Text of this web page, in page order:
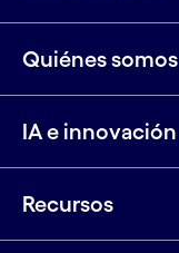
Quiénes somos
IA e innovación
Recursos